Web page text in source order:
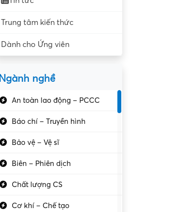
Trung tâm kiến thức
Dành cho Ứng viên
Ngành nghề
An toàn lao động – PCCC
Báo chí – Truyền hình
Bảo vệ – Vệ sĩ
Biên – Phiên dịch
Chất lượng CS
Cơ khí – Chế tạo